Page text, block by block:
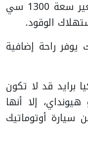
وتتميز هذه السيارة بمحرك صغير سعة 1300 سي
الوقود.
يوفر راحة إضافية
برايد قد لا تكون
إلا أنها
سيارة أوتوماتيك